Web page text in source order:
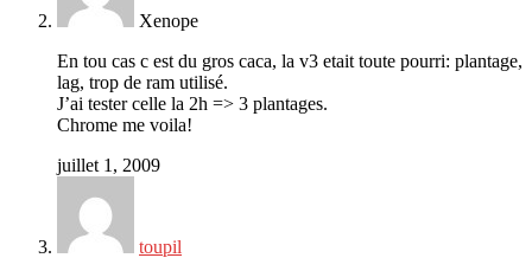
Xenope
En tou cas c est du gros caca, la v3 etait toute pourri: plantage,
lag, trop de ram utilisé.
J’ai tester celle la 2h => 3 plantages.
Chrome me voila!
juillet 1, 2009
toupil